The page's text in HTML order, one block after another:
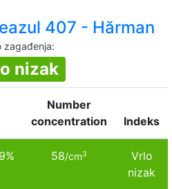
407 - Hărman
zagađenja:
nizak
Number
concentration
Indeks
58/cm3
Vrlo
nizak